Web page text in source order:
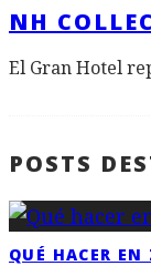
NH
El Gran Hotel
POSTS
QUÉ HACER